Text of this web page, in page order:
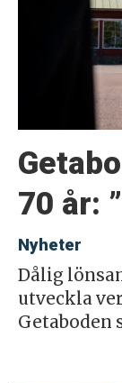
70 år:
Nyheter
Dålig
utveckla
Getaboden